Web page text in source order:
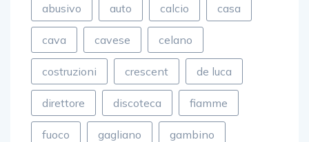
abusivo auto calcio casa
cava cavese celano
costruzioni crescent de luca
direttore discoteca fiamme
fuoco gagliano gambino